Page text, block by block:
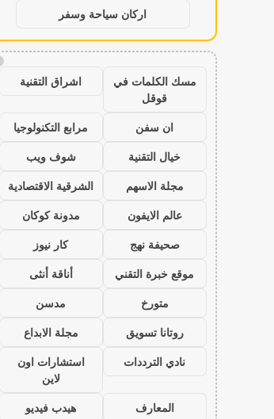
اركان سياحة وسفر
مسك الكلمات في
قوقل
اشراق التقنية
ان سفن
مرابع التكنولوجيا
خيال التقنية
شوف ويب
مجلة الاسهم
الشرقية الاقتصادية
عالم الايفون
مدونة كوكان
صحيفة نهج
كار نيوز
موقع خبرة التقني
أناقة أنثى
متورخ
مدسن
روتانا تسويق
مجلة الابداع
نادي الترددات
استشارات اون
لاين
المعارف
هيدب فيديو